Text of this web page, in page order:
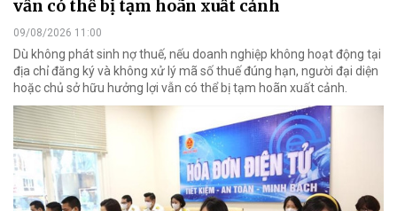
vẫn có thể bị tạm hoãn xuất cảnh
09/08/2026 11:00
Dù không phát sinh nợ thuế, nếu doanh nghiệp không hoạt động tại
địa chỉ đăng ký và không xử lý mã số thuế đúng hạn, người đại diện
hoặc chủ sở hữu hưởng lợi vẫn có thể bị tạm hoãn xuất cảnh.